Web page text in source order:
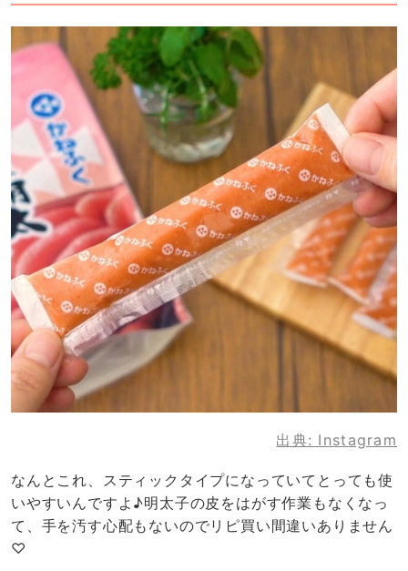
出典: Instagram
なんとこれ、スティックタイプになっていてとっても使
いやすいんですよ♪明太子の皮をはがす作業もなくなっ
て、手を汚す心配もないのでリピ買い間違いありません
♡